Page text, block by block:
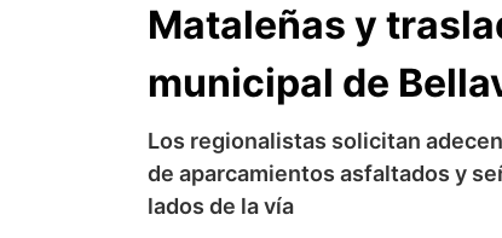
Mataleñas y
municipal de
Los regionalistas solicitan
de aparcamientos asfaltados y
lados de la vía